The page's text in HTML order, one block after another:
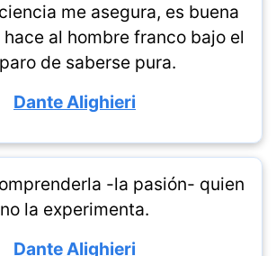
me asegura, es buena
al hombre franco bajo el
de saberse pura.
Dante Alighieri
-la pasión- quien
no la experimenta.
Dante Alighieri